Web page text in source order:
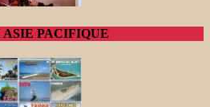
PACIFIQUE